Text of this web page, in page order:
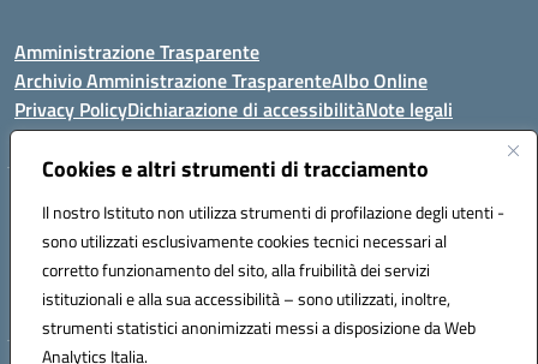
Cookies e altri strumenti di tracciamento
Il nostro Istituto non utilizza strumenti di profilazione degli utenti -
sono utilizzati esclusivamente cookies tecnici necessari al
corretto funzionamento del sito, alla fruibilità dei servizi
istituzionali e alla sua accessibilità – sono utilizzati, inoltre,
strumenti statistici anonimizzati messi a disposizione da Web
Analytics Italia.
Amministrazione Trasparente
Archivio Amministrazione TrasparenteAlbo Online
Privacy PolicyDichiarazione di accessibilitàNote legali
Istituto Comprensivo Statale
Via Cupa Campanariello, 5 - 80059, Torre del Greco (NA)
Tel. +39 0818834377 - Fax +39 0818834377 - Cod.Fisc. 95170530638
Email: naic8df00a@istruzione.it - PEC: naic8df00a@pec.istruzione.it